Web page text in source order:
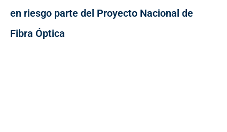
en riesgo parte del Proyecto Nacional de
Fibra Óptica